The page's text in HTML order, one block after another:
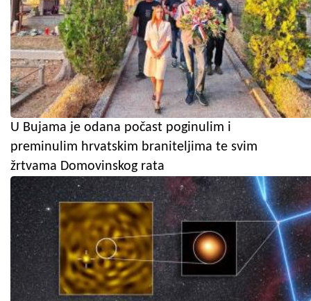
U Bujama je odana počast poginulim i
preminulim hrvatskim braniteljima te svim
žrtvama Domovinskog rata